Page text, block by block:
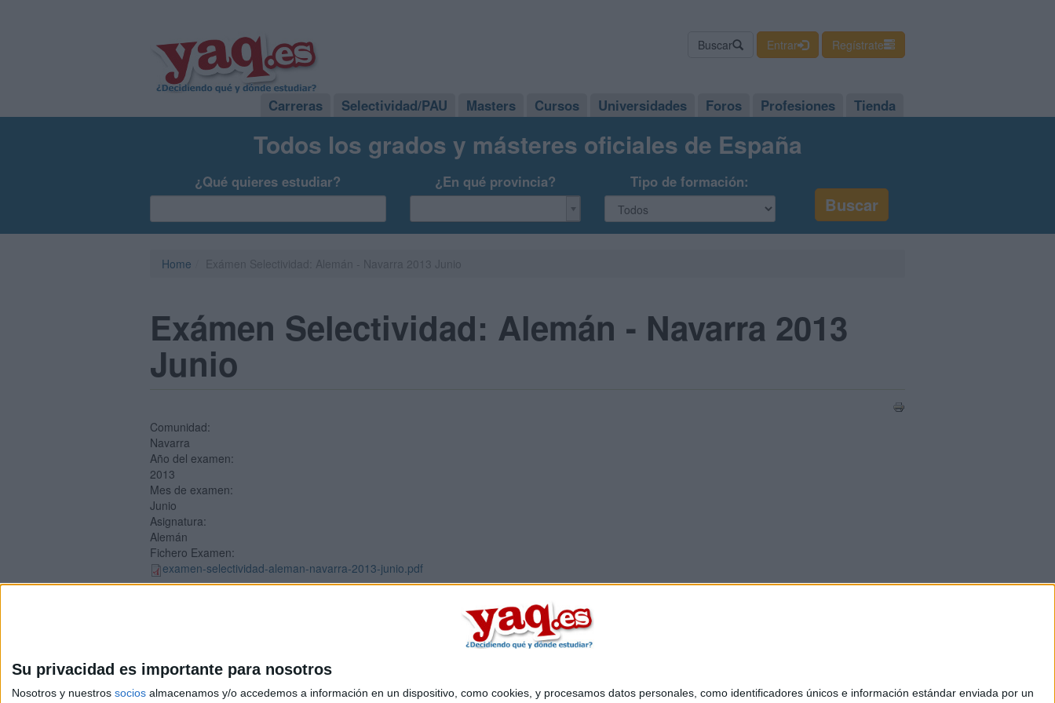
Su privacidad es importante para nosotros
Nosotros y nuestros socios almacenamos y/o accedemos a información en un dispositivo, como cookies, y procesamos datos personales, como identificadores únicos e información estándar enviada por un
Buscar Entrar Regístrate
Carreras Selectividad/PAU Masters Cursos Universidades Foros Profesiones Tienda
Todos los grados y másteres oficiales de España
¿Qué quieres estudiar? ¿En qué provincia? Tipo de formación:
Home
Exámen Selectividad: Alemán - Navarra 2013
Junio
Comunidad:
Navarra
Año del examen:
2013
Mes de examen:
Junio
Asignatura:
Alemán
Fichero Examen:
examen-selectividad-aleman-navarra-2013-junio.pdf
Quiénes somos|Contactar|Anúnciate